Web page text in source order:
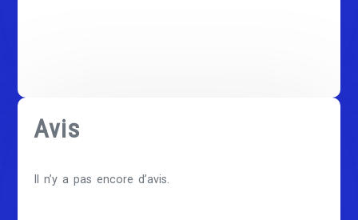
Avis
Il n’y a pas encore d’avis.